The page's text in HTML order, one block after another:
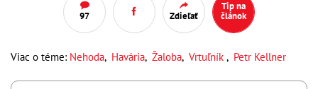
97 Zdieľať
Tip na
článok
Viac o téme: Nehoda, Havária, Žaloba, Vrtuľník , Petr Kellner